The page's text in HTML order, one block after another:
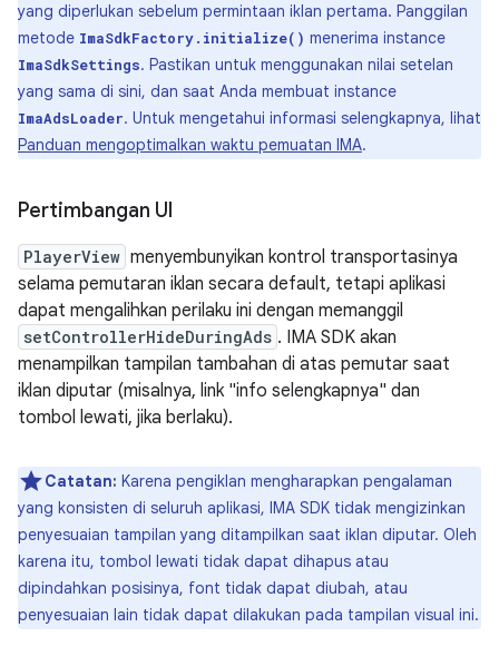
yang diperlukan sebelum permintaan iklan pertama. Panggilan
metode ImaSdkFactory.initialize() menerima instance
ImaSdkSettings. Pastikan untuk menggunakan nilai setelan
yang sama di sini, dan saat Anda membuat instance
ImaAdsLoader. Untuk mengetahui informasi selengkapnya, lihat
Panduan mengoptimalkan waktu pemuatan IMA.
Pertimbangan UI
PlayerView menyembunyikan kontrol transportasinya
selama pemutaran iklan secara default, tetapi aplikasi
dapat mengalihkan perilaku ini dengan memanggil
setControllerHideDuringAds . IMA SDK akan
menampilkan tampilan tambahan di atas pemutar saat
iklan diputar (misalnya, link "info selengkapnya" dan
tombol lewati, jika berlaku).
Catatan: Karena pengiklan mengharapkan pengalaman
yang konsisten di seluruh aplikasi, IMA SDK tidak mengizinkan
penyesuaian tampilan yang ditampilkan saat iklan diputar. Oleh
karena itu, tombol lewati tidak dapat dihapus atau
dipindahkan posisinya, font tidak dapat diubah, atau
penyesuaian lain tidak dapat dilakukan pada tampilan visual ini.